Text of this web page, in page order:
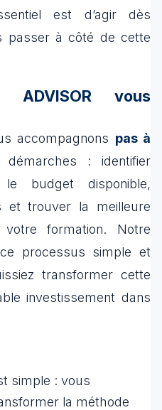
est d’agir dès
passer à côté de cette
vous
accompagnons pas à
: identifier
budget disponible,
et trouver la meilleure
formation. Notre
processus simple et
transformer cette
investissement dans
simple : vous
la méthode